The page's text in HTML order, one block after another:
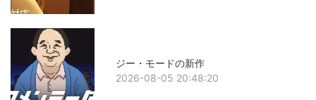
ジー・モードの新作
2026-08-05 20:48:20